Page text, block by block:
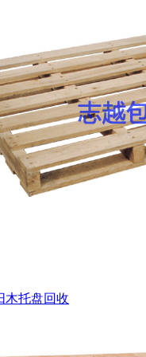
木托盘回收